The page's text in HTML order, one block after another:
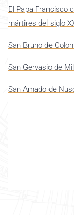
El Papa Francisco
mártires del siglo
San Bruno de
San Gervasio de
San Amado de